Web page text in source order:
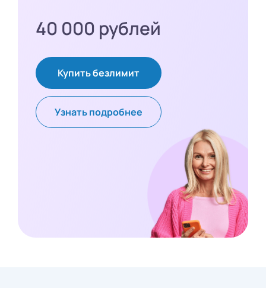
40 000 рублей
Купить безлимит
Узнать подробнее